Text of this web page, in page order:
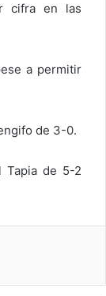
cifra en las
a permitir
de 3-0.
Tapia de 5-2